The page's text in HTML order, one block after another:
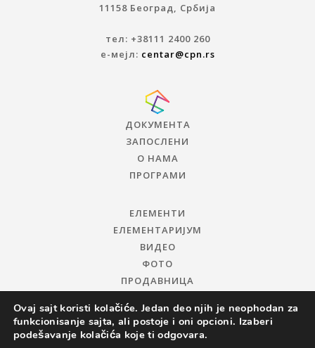
11158 Београд, Србија
тел: +38111 2400 260
е-мејл: centar@cpn.rs
ДОКУМЕНТА
ЗАПОСЛЕНИ
О НАМА
ПРОГРАМИ
ЕЛЕМЕНТИ
ЕЛЕМЕНТАРИЈУМ
ВИДЕО
ФОТО
ПРОДАВНИЦА
Ovaj sajt koristi kolačiće. Jedan deo njih je neophodan za
funkcionisanje sajta, ali postoje i oni opcioni. Izaberi
podešavanje kolačića koje ti odgovara.